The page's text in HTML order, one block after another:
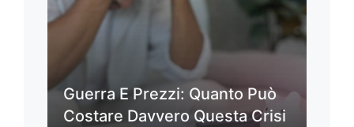
Guerra E Prezzi: Quanto Può
Costare Davvero Questa Crisi